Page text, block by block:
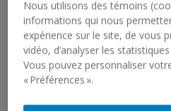
plusieurs façons.
Illustration de Hadrien
Nous utilisons des témoins
informations qui nous
expérience sur le site, de vous
vidéo, d’analyser les
Vous pouvez personnaliser
« Préférences ».